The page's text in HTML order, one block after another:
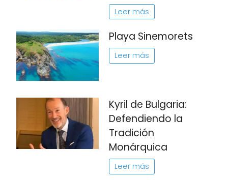
Leer más
Playa Sinemorets
Leer más
Kyril de Bulgaria:
Defendiendo la
Tradición
Monárquica
Leer más